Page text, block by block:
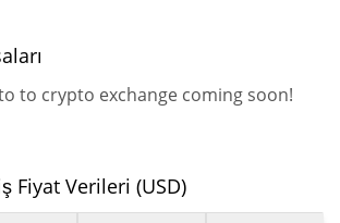
önce)
to crypto exchange coming soon!
Fiyat Verileri (USD)